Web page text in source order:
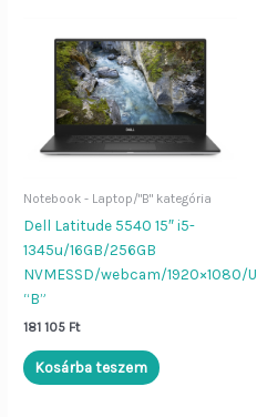
Notebook - Laptop/"B" kategória
Dell Latitude 5540 15″ i5-
1345u/16GB/256GB
NVMESSD/webcam/1920×1080/
“B”
181 105 Ft
Kosárba teszem
Dier Job asszisztens
„Lenovo L570”), vagy
„Nyitvatartás”, „ÁSZF”,